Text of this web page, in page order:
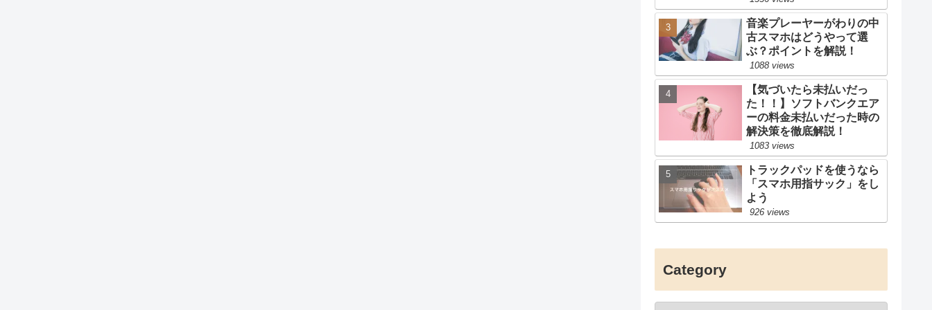
音楽プレーヤーがわりの中
古スマホはどうやって選
ぶ？ポイントを解説！
1088 views
【気づいたら未払いだっ
た！！】ソフトバンクエア
ーの料金未払いだった時の
解決策を徹底解説！
1083 views
トラックパッドを使うなら
「スマホ用指サック」をし
よう
926 views
Category